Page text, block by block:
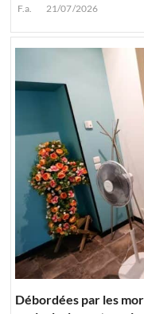
F.a. 21/07/2026
Débordées par les